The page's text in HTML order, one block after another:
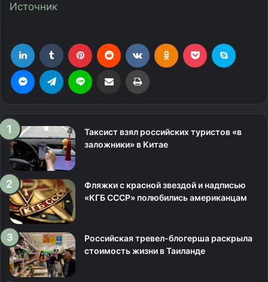
Источник
Таксист взял российских туристов «в
заложники» в Китае
Фляжки с красной звездой и надписью
«КГБ СССР» полюбились американцам
Российская тревел-блогерша раскрыла
стоимость жизни в Таиланде